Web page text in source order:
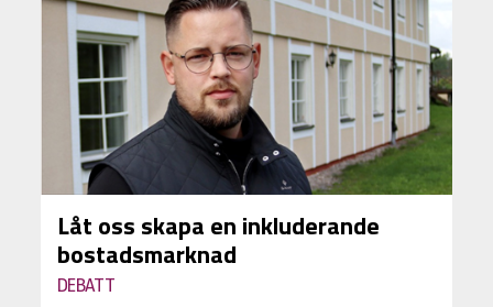
Låt oss skapa en inkluderande
bostadsmarknad
DEBATT